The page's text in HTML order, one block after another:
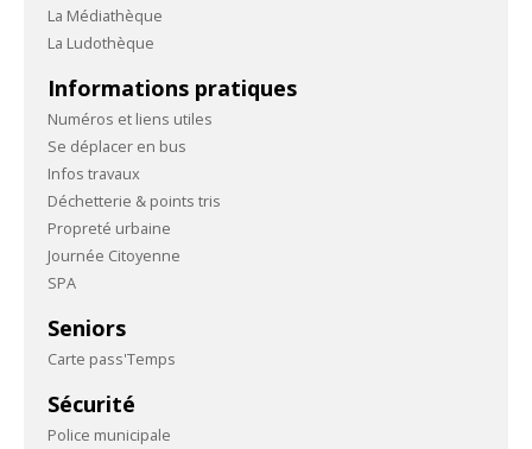
La Médiathèque
La Ludothèque
Informations pratiques
Numéros et liens utiles
Se déplacer en bus
Infos travaux
Déchetterie & points tris
Propreté urbaine
Journée Citoyenne
SPA
Seniors
Carte pass'Temps
Sécurité
Police municipale